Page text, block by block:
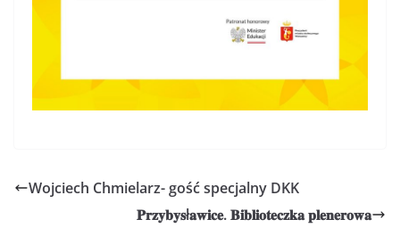
Wojciech Chmielarz- gość specjalny DKK
𝐏𝐫𝐳𝐲𝐛𝐲𝐬ł𝐚𝐰𝐢𝐜𝐞. 𝐁𝐢𝐛𝐥𝐢𝐨𝐭𝐞𝐜𝐳𝐤𝐚 𝐩𝐥𝐞𝐧𝐞𝐫𝐨𝐰𝐚